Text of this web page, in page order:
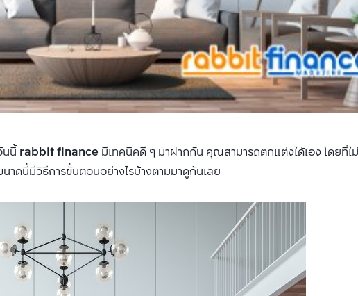
นี้ rabbit finance มีเทคนิคดี ๆ มาฝากกัน คุณสามารถตกแต่งได้เอง โดยที่ไ
าดนี้มีวิธีการขั้นตอนอย่างไรบ้างตามมาดูกันเลย